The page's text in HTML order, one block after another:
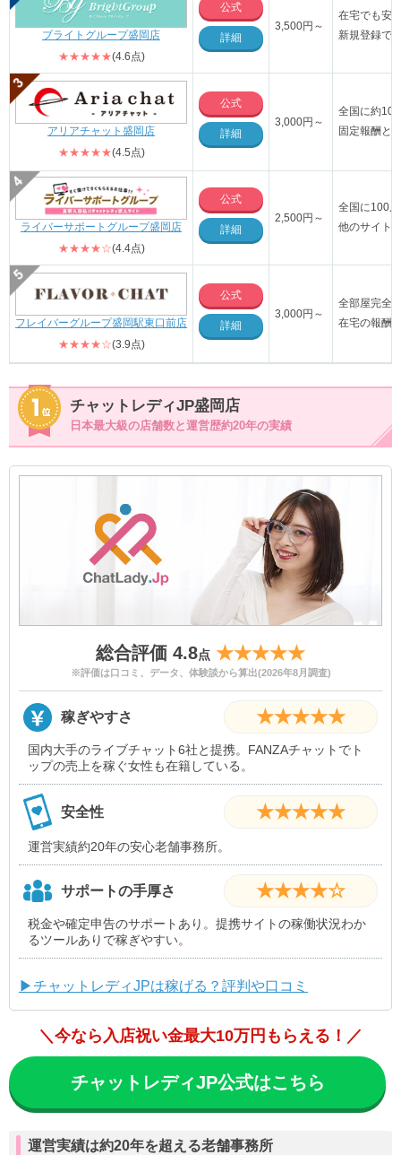
ブライトグループ盛岡店
★★★★★(4.6点)
公式
詳細
3,500円～
在宅でも安
新規登録で
アリアチャット盛岡店
★★★★★(4.5点)
公式
詳細
3,000円～
全国に約
固定報酬と
ライバーサポートグループ盛岡店
★★★★☆(4.4点)
公式
詳細
2,500円～
全国に100
他のサイト
フレイバーグループ盛岡駅東口前店
★★★★☆(3.9点)
公式
詳細
3,000円～
全部屋完全
在宅の報酬
チャットレディJP盛岡店
日本最大級の店舗数と運営歴約20年の実績
総合評価 4.8点 ★★★★★
※評価は口コミ、データ、体験談から算出(2026年8月調査)
稼ぎやすさ ★★★★★
国内大手のライブチャット6社と提携。FANZAチャットでト
ップの売上を稼ぐ女性も在籍している。
安全性 ★★★★★
運営実績約20年の安心老舗事務所。
サポートの手厚さ ★★★★☆
税金や確定申告のサポートあり。提携サイトの稼働状況わか
るツールありで稼ぎやすい。
▶チャットレディJPは稼げる？評判や口コミ
＼今なら入店祝い金最大10万円もらえる！／
チャットレディJP公式はこちら
運営実績は約20年を超える老舗事務所